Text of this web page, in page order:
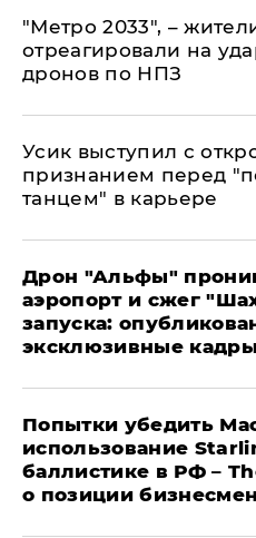
"Метро 2033", –
отреагировали на
дронов по НПЗ
Усик выступил с
признанием перед
танцем" в карьере
Дрон "Альфы"
аэропорт и сжег
запуска:
эксклюзивные кадры
Попытки убедить
использование
баллистике в РФ –
о позиции